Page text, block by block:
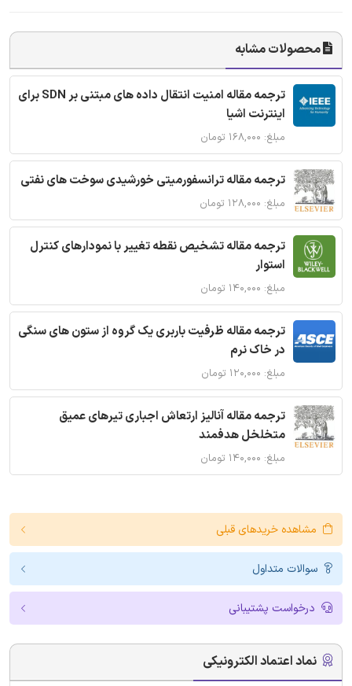
محصولات مشابه
ترجمه مقاله امنیت انتقال داده های مبتنی بر SDN برای
اینترنت اشیا
مبلغ: ۱۶۸,۰۰۰ تومان
ترجمه مقاله ترانسفورمیتی خورشیدی سوخت های نفتی
مبلغ: ۱۲۸,۰۰۰ تومان
ترجمه مقاله تشخیص نقطه تغییر با نمودارهای کنترل
استوار
مبلغ: ۱۴۰,۰۰۰ تومان
ترجمه مقاله ظرفیت باربری یک گروه از ستون های سنگی
در خاک نرم
مبلغ: ۱۲۰,۰۰۰ تومان
ترجمه مقاله آنالیز ارتعاش اجباری تیرهای عمیق
متخلخل هدفمند
مبلغ: ۱۴۰,۰۰۰ تومان
مشاهده خریدهای قبلی
سوالات متداول
درخواست پشتیبانی
نماد اعتماد الکترونیکی